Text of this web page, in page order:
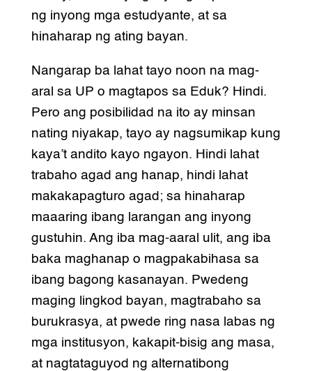
ng inyong mga estudyante, at sa
hinaharap ng ating bayan.
Nangarap ba lahat tayo noon na mag-
aral sa UP o magtapos sa Eduk? Hindi.
Pero ang posibilidad na ito ay minsan
nating niyakap, tayo ay nagsumikap kung
kaya’t andito kayo ngayon. Hindi lahat
trabaho agad ang hanap, hindi lahat
makakapagturo agad; sa hinaharap
maaaring ibang larangan ang inyong
gustuhin. Ang iba mag-aaral ulit, ang iba
baka maghanap o magpakabihasa sa
ibang bagong kasanayan. Pwedeng
maging lingkod bayan, magtrabaho sa
burukrasya, at pwede ring nasa labas ng
mga institusyon, kakapit-bisig ang masa,
at nagtataguyod ng alternatibong